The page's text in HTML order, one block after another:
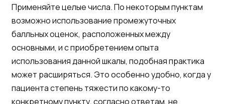
Применяйте целые числа. По некоторым пунктам
возможно использование промежуточных
балльных оценок, расположенных между
основными, и с приобретением опыта
использования данной шкалы, подобная практика
может расширяться. Это особенно удобно, когда у
пациента степень тяжести по какому-то
конкретному пункту, согласно ответам, не